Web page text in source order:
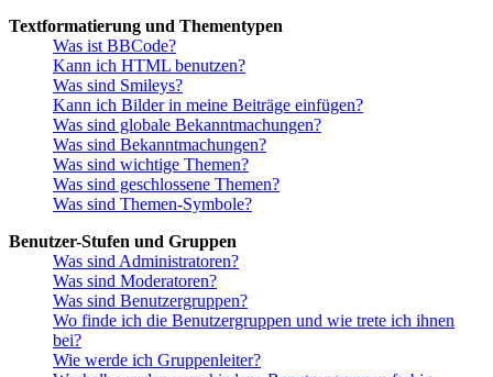
Textformatierung und Thementypen
Was ist BBCode?
Kann ich HTML benutzen?
Was sind Smileys?
Kann ich Bilder in meine Beiträge einfügen?
Was sind globale Bekanntmachungen?
Was sind Bekanntmachungen?
Was sind wichtige Themen?
Was sind geschlossene Themen?
Was sind Themen-Symbole?
Benutzer-Stufen und Gruppen
Was sind Administratoren?
Was sind Moderatoren?
Was sind Benutzergruppen?
Wo finde ich die Benutzergruppen und wie trete ich ihnen
bei?
Wie werde ich Gruppenleiter?